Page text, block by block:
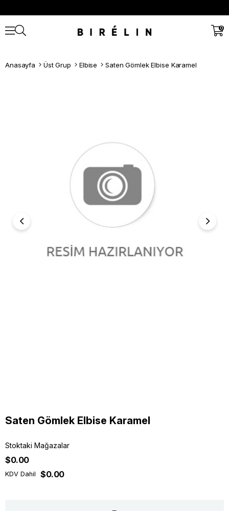
0
Anasayfa Üst Grup Elbise Saten Gömlek Elbise Karamel
Saten Gömlek Elbise Karamel
Stoktaki Mağazalar
$0.00
KDV Dahil $0.00